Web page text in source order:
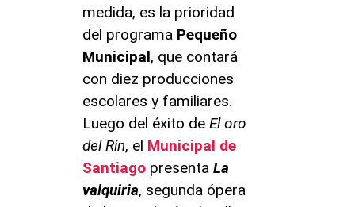
medida, es la prioridad
del programa Pequeño
Municipal, que contará
con diez producciones
escolares y familiares.
Luego del éxito de El oro
del Rin, el Municipal de
Santiago presenta La
valquiria, segunda ópera